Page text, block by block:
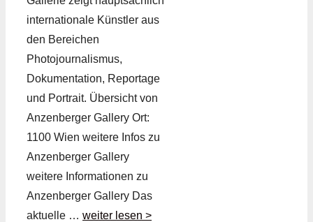
internationale Künstler aus
den Bereichen
Photojournalismus,
Dokumentation, Reportage
und Portrait. Übersicht von
Anzenberger Gallery Ort:
1100 Wien weitere Infos zu
Anzenberger Gallery
weitere Informationen zu
Anzenberger Gallery Das
aktuelle … weiter lesen >